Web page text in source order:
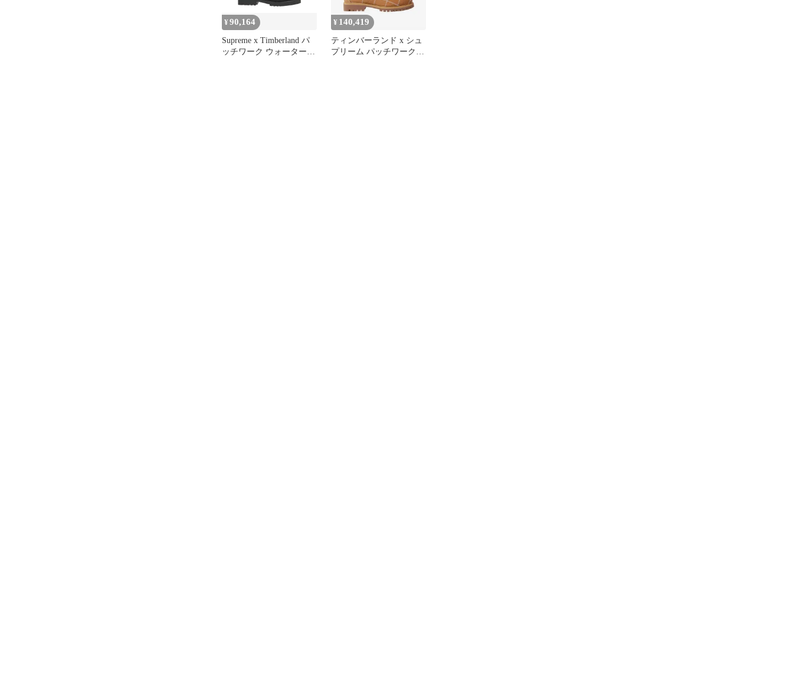
¥90,164
Supreme x Timberland パ
ッチワーク ウォータープ
¥ 140,419
ティンバーランド x シュ
プリーム パッチワーク 6